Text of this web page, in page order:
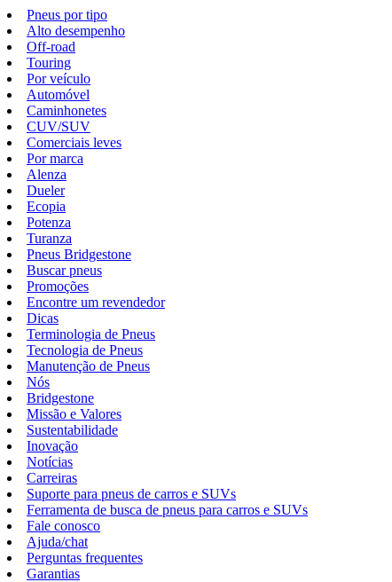
Pneus por tipo
Alto desempenho
Off-road
Touring
Por veículo
Automóvel
Caminhonetes
CUV/SUV
Comerciais leves
Por marca
Alenza
Dueler
Ecopia
Potenza
Turanza
Pneus Bridgestone
Buscar pneus
Promoções
Encontre um revendedor
Dicas
Terminologia de Pneus
Tecnologia de Pneus
Manutenção de Pneus
Nós
Bridgestone
Missão e Valores
Sustentabilidade
Inovação
Notícias
Carreiras
Suporte para pneus de carros e SUVs
Ferramenta de busca de pneus para carros e SUVs
Fale conosco
Ajuda/chat
Perguntas frequentes
Garantias